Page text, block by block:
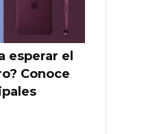
esperar el
Conoce